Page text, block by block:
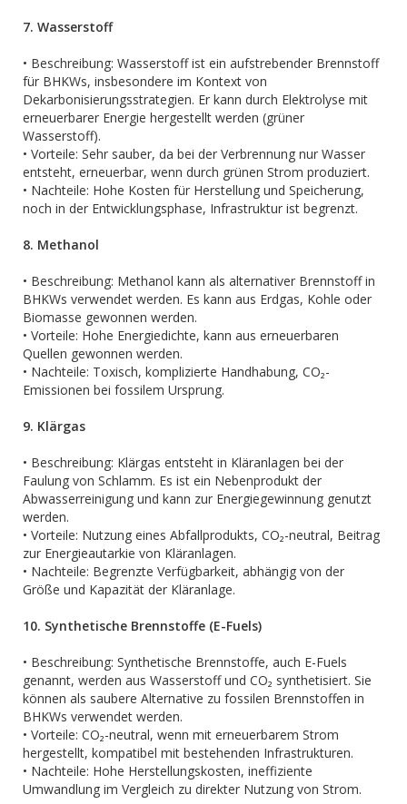
7. Wasserstoff
• Beschreibung: Wasserstoff ist ein aufstrebender Brennstoff
für BHKWs, insbesondere im Kontext von
Dekarbonisierungsstrategien. Er kann durch Elektrolyse mit
erneuerbarer Energie hergestellt werden (grüner
Wasserstoff).
• Vorteile: Sehr sauber, da bei der Verbrennung nur Wasser
entsteht, erneuerbar, wenn durch grünen Strom produziert.
• Nachteile: Hohe Kosten für Herstellung und Speicherung,
noch in der Entwicklungsphase, Infrastruktur ist begrenzt.
8. Methanol
• Beschreibung: Methanol kann als alternativer Brennstoff in
BHKWs verwendet werden. Es kann aus Erdgas, Kohle oder
Biomasse gewonnen werden.
• Vorteile: Hohe Energiedichte, kann aus erneuerbaren
Quellen gewonnen werden.
• Nachteile: Toxisch, komplizierte Handhabung, CO₂-
Emissionen bei fossilem Ursprung.
9. Klärgas
• Beschreibung: Klärgas entsteht in Kläranlagen bei der
Faulung von Schlamm. Es ist ein Nebenprodukt der
Abwasserreinigung und kann zur Energiegewinnung genutzt
werden.
• Vorteile: Nutzung eines Abfallprodukts, CO₂-neutral, Beitrag
zur Energieautarkie von Kläranlagen.
• Nachteile: Begrenzte Verfügbarkeit, abhängig von der
Größe und Kapazität der Kläranlage.
10. Synthetische Brennstoffe (E-Fuels)
• Beschreibung: Synthetische Brennstoffe, auch E-Fuels
genannt, werden aus Wasserstoff und CO₂ synthetisiert. Sie
können als saubere Alternative zu fossilen Brennstoffen in
BHKWs verwendet werden.
• Vorteile: CO₂-neutral, wenn mit erneuerbarem Strom
hergestellt, kompatibel mit bestehenden Infrastrukturen.
• Nachteile: Hohe Herstellungskosten, ineffiziente
Umwandlung im Vergleich zu direkter Nutzung von Strom.